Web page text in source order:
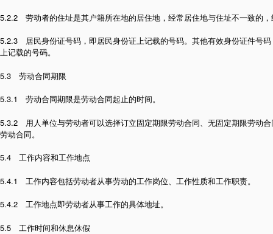
5.2.2 劳动者的住址是其户籍所在地的居住地，经常居住地与住址不一致的
5.2.3 居民身份证号码，即居民身份证上记载的号码。其他有效身份证件号
上记载的号码。
5.3 劳动合同期限
5.3.1 劳动合同期限是劳动合同起止的时间。
5.3.2 用人单位与劳动者可以选择订立固定期限劳动合同、无固定期限劳动
劳动合同。
5.4 工作内容和工作地点
5.4.1 工作内容包括劳动者从事劳动的工作岗位、工作性质和工作职责。
5.4.2 工作地点即劳动者从事工作的具体地址。
5.5 工作时间和休息休假